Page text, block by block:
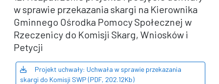
w sprawie przekazania skargi na Kierownika
Gminnego Ośrodka Pomocy Społecznej w
Rzeczenicy do Komisji Skarg, Wniosków i
Petycji
Projekt uchwały: Uchwała w sprawie przekazania
skargi do Komisji SWP (PDF, 202.12Kb)